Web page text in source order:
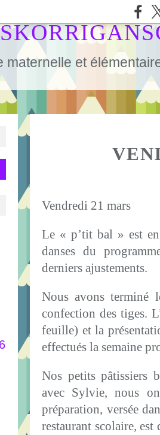
maternelle et
Vendredi 21 mars
Le « p’tit bal » est
danses du
derniers ajustements.
Nous avons terminé
confection des tiges.
feuille) et la
effectués la semaine
Nos petits pâtissiers
avec Sylvie, nous
préparation, versée
restaurant scolaire,